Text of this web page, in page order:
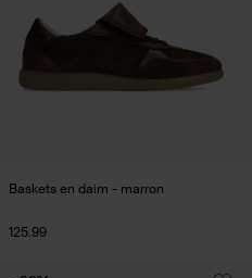
Baskets en daim - marron
125.99